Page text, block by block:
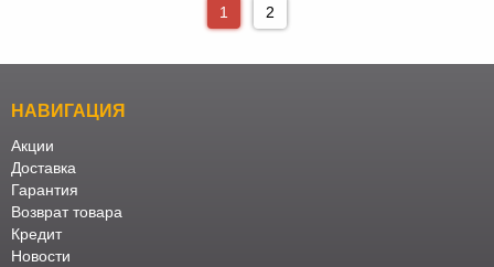
1 2
НАВИГАЦИЯ
Акции
Доставка
Гарантия
Возврат товара
Кредит
Новости